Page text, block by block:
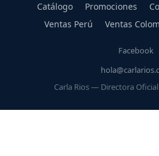
Catálogo Promociones
Ventas Perú
Ventas
Facebook
Carla Rios — Directora